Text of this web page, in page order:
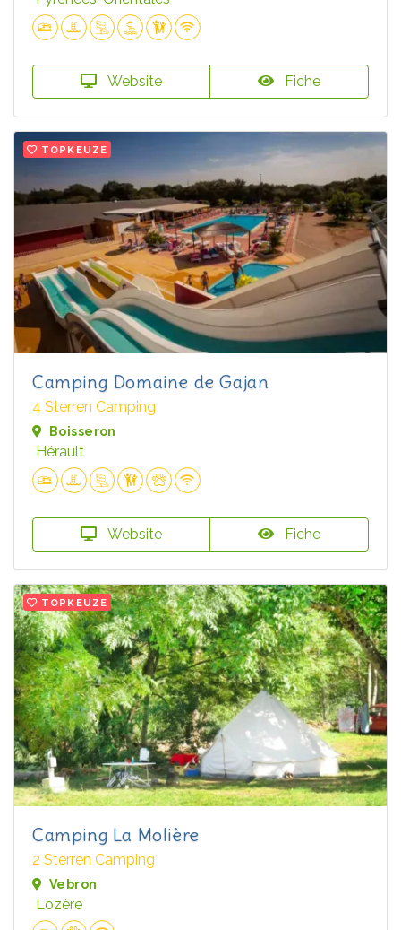
Website Fiche
TOPKEUZE
Camping Domaine de Gajan
4 Sterren Camping
Boisseron
Hérault
Website Fiche
TOPKEUZE
Camping La Molière
2 Sterren Camping
Vebron
Lozère